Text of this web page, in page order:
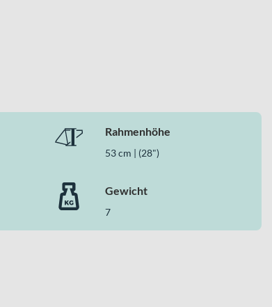
für anspruchsvolle Rennen und schnelle
Rahmenhöhe
53 cm | (28")
Gewicht
7